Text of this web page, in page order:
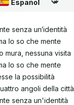
de traducción
senza un′identità
lo so che mente
mura, nessuna visita
lo so che mente
la possibilità
angoli della città
senza un'identità